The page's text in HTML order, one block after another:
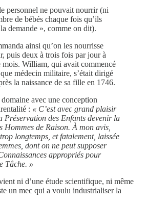
personnel ne pouvait nourrir (ni
de bébés chaque fois qu’ils
demande », comme on dit).
ainsi qu’on les nourrisse
puis deux à trois fois par jour à
mois. William, qui avait commencé
médecin militaire, s’était dirigé
la naissance de sa fille en 1746.
avec une conception
: « C’est avec grand plaisir
Préservation des Enfants devenir la
Hommes de Raison. À mon avis,
longtemps, et fatalement, laissée
dont on ne peut supposer
appropriés pour
Tâche. »
ni d’une étude scientifique, ni même
un mec qui a voulu industrialiser la